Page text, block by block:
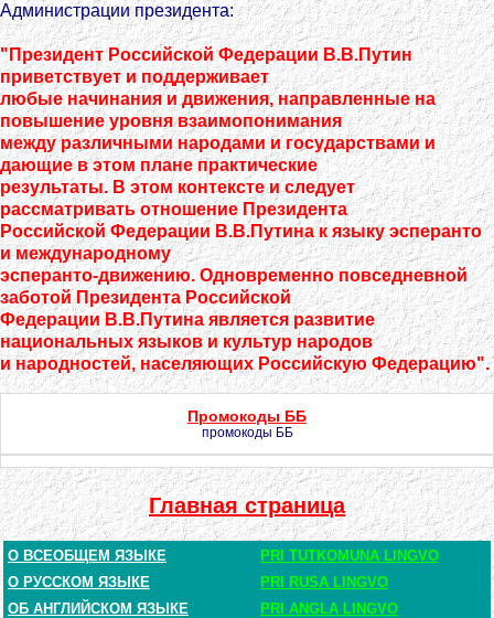
Администрации президента:
"Президент Российской Федерации В.В.Путин
приветствует и поддерживает
любые начинания и движения, направленные на
повышение уровня взаимопонимания
между различными народами и государствами и
дающие в этом плане практические
результаты. В этом контексте и следует
рассматривать отношение Президента
Российской Федерации В.В.Путина к языку эсперанто
и международному
эсперанто-движению. Одновременно повседневной
заботой Президента Российской
Федерации В.В.Путина является развитие
национальных языков и культур народов
и народностей, населяющих Российскую Федерацию".
Промокоды ББ
промокоды ББ
Главная страница
О ВСЕОБЩЕМ ЯЗЫКЕ
PRI TUTKOMUNA LINGVO
О РУССКОМ ЯЗЫКЕ
PRI RUSA LINGVO
ОБ АНГЛИЙСКОМ ЯЗЫКЕ
PRI ANGLA LINGVO